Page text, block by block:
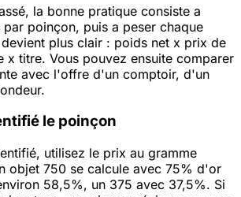
la bonne pratique consiste a
poinçon, puis a peser chaque
plus clair : poids net x prix de
x titre. Vous pouvez ensuite comparer
avec l'offre d'un comptoir, d'un
le poinçon
utilisez le prix au gramme
objet 750 se calcule avec 75% d'or
58,5%, un 375 avec 37,5%. Si